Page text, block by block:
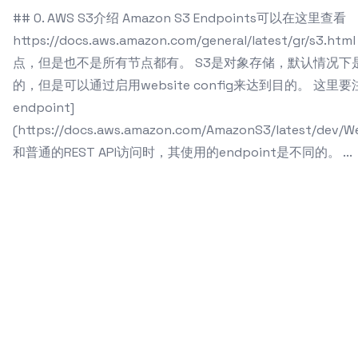
## 0. AWS S3介绍 Amazon S3 Endpoints可以在这里查看
https://docs.aws.amazon.com/general/latest/gr/s3.html
点，但是也不是所有节点都有。 S3是对象存储，默认情况下
的，但是可以通过启用website config来达到目的。 这里
endpoint]
(https://docs.aws.amazon.com/AmazonS3/latest/dev/
和普通的REST API访问时，其使用的endpoint是不同的。 ...